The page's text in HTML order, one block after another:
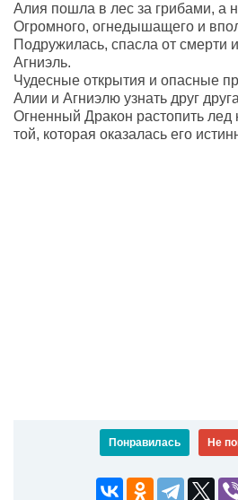
Алия пошла в лес за грибами, а
Огромного, огнедышащего и
Подружилась, спасла от смерти
Агниэль.
Чудесные открытия и опасные
Алии и Агниэлю узнать друг
Огненный Дракон растопить лед
той, которая оказалась его
Понравилась Не